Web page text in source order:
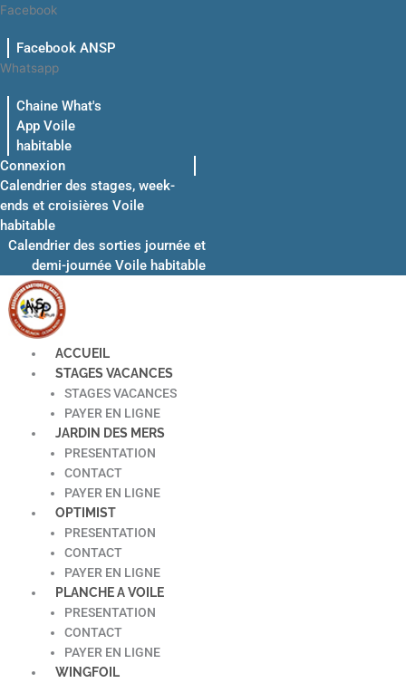
Aller
contenu
Facebook
Facebook ANSP
Whatsapp
Chaine What's
App Voile
habitable
Connexion
Calendrier des stages, week-
ends et croisières Voile
habitable
Calendrier des sorties journée et
demi-journée Voile habitable
ACCUEIL
STAGES VACANCES
STAGES VACANCES
PAYER EN LIGNE
JARDIN DES MERS
PRESENTATION
CONTACT
PAYER EN LIGNE
OPTIMIST
PRESENTATION
CONTACT
PAYER EN LIGNE
PLANCHE A VOILE
PRESENTATION
CONTACT
PAYER EN LIGNE
WINGFOIL